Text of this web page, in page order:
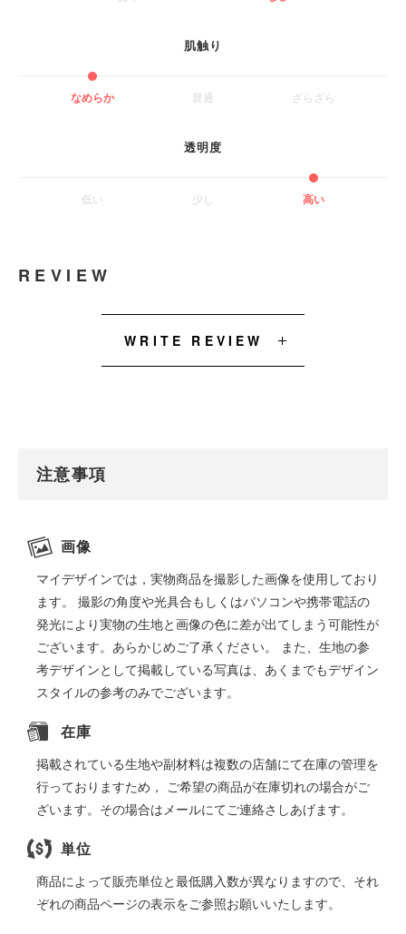
肌触り
なめらか 普通 ざらざら
透明度
低い 少し 高い
REVIEW
WRITE REVIEW
注意事項
画像
マイデザインでは，実物商品を撮影した画像を使用しており
ます。 撮影の角度や光具合もしくはパソコンや携帯電話の
発光により実物の生地と画像の色に差が出てしまう可能性が
ございます。あらかじめご了承ください。 また、生地の参
考デザインとして掲載している写真は、あくまでもデザイン
スタイルの参考のみでございます。
在庫
掲載されている生地や副材料は複数の店舗にて在庫の管理を
行っておりますため， ご希望の商品が在庫切れの場合がご
ざいます。その場合はメールにてご連絡さしあげます。
単位
商品によって販売単位と最低購入数が異なりますので、それ
ぞれの商品ページの表示をご参照お願いいたします。